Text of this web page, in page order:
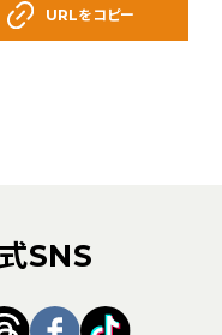
URLをコピー
SNS
）開く）
タブで開く）
しいタブで開く）
（新しいタブで開
（新しいタブ
（新しい